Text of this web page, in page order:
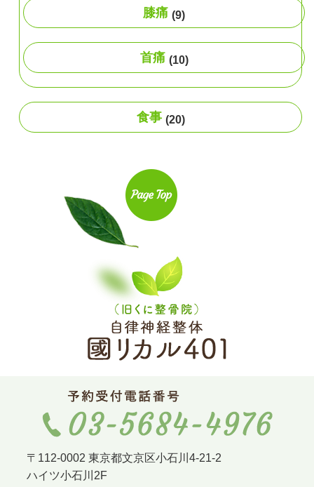
膝痛 (9)
首痛 (10)
食事 (20)
〒112-0002 東京都文京区小石川4-21-2
ハイツ小石川2F